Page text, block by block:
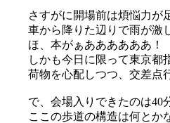
さすがに開場前は煩悩力が
車から降りた辺りで雨が激
ほ、本がぁああああああ！
しかも今日に限って東京都
荷物を心配しつつ、交差点
で、会場入りできたのは40
ここの歩道の構造は何とか